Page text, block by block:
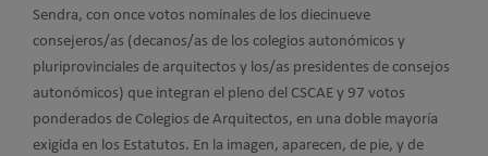
Sendra, con once votos nominales de los diecinueve
consejeros/as (decanos/as de los colegios autonómicos y
pluriprovinciales de arquitectos y los/as presidentes de consejos
autonómicos) que integran el pleno del CSCAE y 97 votos
ponderados de Colegios de Arquitectos, en una doble mayoría
exigida en los Estatutos. En la imagen, aparecen, de pie, y de